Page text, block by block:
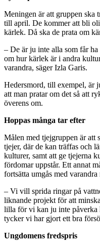
Meningen är att gruppen ska
till april. De kommer att bli
kärlek. Då ska de prata om
– De är ju inte alla som får
om hur kärlek är i andra
varandra, säger Izla Garis.
Hedersmord, till exempel, är
att man pratar om det så att
överens om.
Hoppas många tar efter
Målen med tjejgruppen är att
tjejer, där de kan träffas och
kulturer, samt att ge tjejerna
fördomar uppstår. Ett annat
fortsätta umgås med
– Vi vill sprida ringar på
liknande projekt för att
lilla för vi kan ju inte påverka
tycker vi har gjort ett bra
Ungdomens fredspris